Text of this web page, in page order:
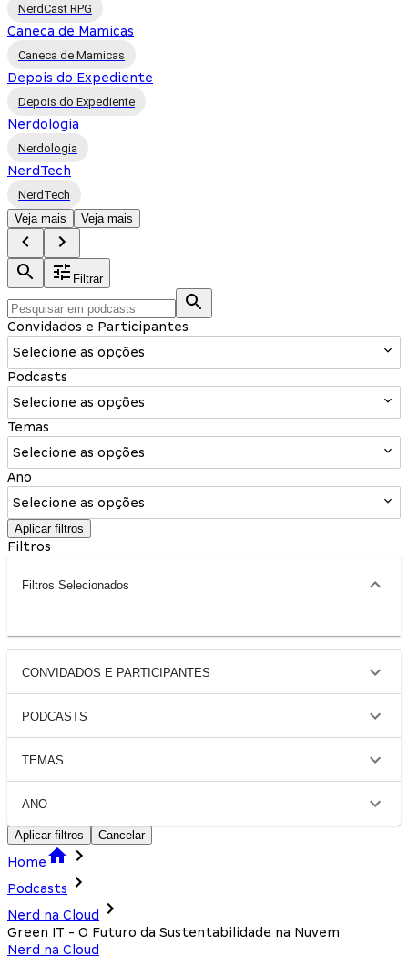
NerdCast RPG
Caneca de Mamicas
Caneca de Mamicas
Depois do Expediente
Depois do Expediente
Nerdologia
Nerdologia
NerdTech
NerdTech
Veja mais
Veja mais
Filtrar
Convidados e Participantes
Selecione as opções
Podcasts
Selecione as opções
Temas
Selecione as opções
Ano
Selecione as opções
Aplicar filtros
Filtros
Filtros Selecionados
CONVIDADOS E PARTICIPANTES
PODCASTS
TEMAS
ANO
Aplicar filtros Cancelar
Home
Podcasts
Nerd na Cloud
Green IT - O Futuro da Sustentabilidade na Nuvem
Nerd na Cloud